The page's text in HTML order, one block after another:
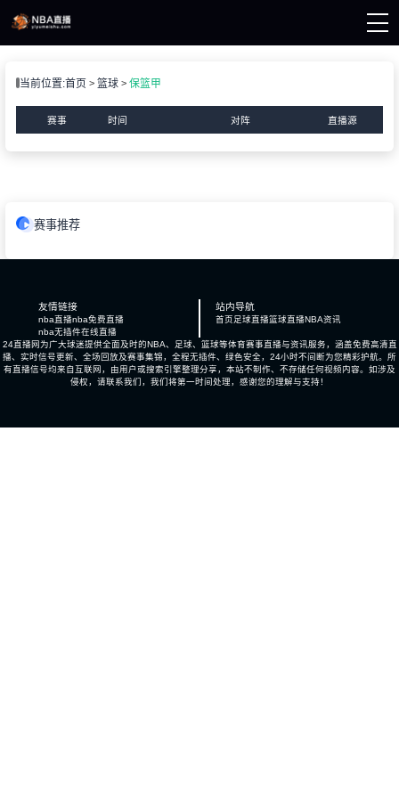
播
讯
当前位置:首页 篮球 保篮甲
赛事 时间 对阵 直播源
赛事推荐
友情链接
nba直播nba免费直播
nba无插件在线直播
站内导航
首页足球直播篮球直播NBA资讯
24直播网为广大球迷提供全面及时的NBA、足球、篮球等体育赛事直播与资讯服务，涵盖免费高清直
播、实时信号更新、全场回放及赛事集锦，全程无插件、绿色安全，24小时不间断为您精彩护航。所
有直播信号均来自互联网，由用户或搜索引擎整理分享，本站不制作、不存储任何视频内容。如涉及
侵权，请联系我们，我们将第一时间处理，感谢您的理解与支持！